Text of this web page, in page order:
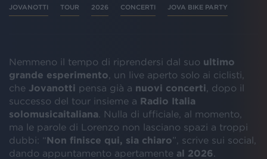
JOVANOTTI TOUR 2026 CONCERTI JOVA BIKE PARTY
Nemmeno il tempo di riprendersi dal suo ultimo
grande esperimento , un live aperto solo ai ciclisti,
che Jovanotti pensa già a nuovi concerti , dopo il
successo del tour insieme a Radio Italia
solomusicaitaliana . Nulla di ufficiale, al momento,
ma le parole di Lorenzo non lasciano spazi a troppi
dubbi: “Non finisce qui, sia chiaro”, scrive sui social,
dando appuntamento apertamente al 2026